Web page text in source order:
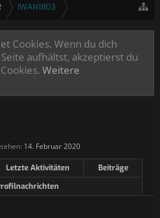
IWAN1803
Cookies. Wenn du dich
aufhältst, akzeptierst du
Weitere
14. Februar 2020
Letzte Aktivitäten
Beiträge